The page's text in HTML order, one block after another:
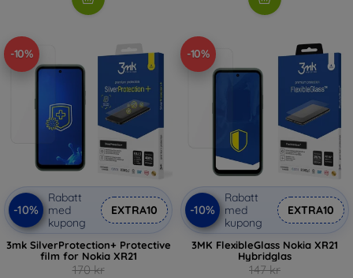
-10%
-10%
Rabatt
med
kupong
EXTRA10
3mk SilverProtection+ Protective
film for Nokia XR21
170 kr
-10%
-10%
Rabatt
med
kupong
EXTRA10
3MK FlexibleGlass Nokia XR21
Hybridglas
147 kr